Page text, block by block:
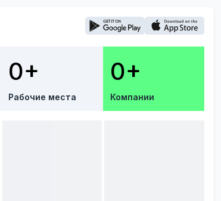
0+
Рабочие места
0+
Компании